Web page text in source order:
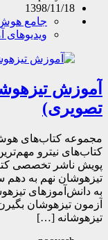
1398/11/18
جامع هوش
آموزش
تصویری)
مجموعه کتاب‌های
کتاب‌های نیترو
پویش ناشر تخصصی
تیزهوشان نهم به دهم
به دانش‌آموزهای
آزمون تیزهوشان
تیزهوشانه […]